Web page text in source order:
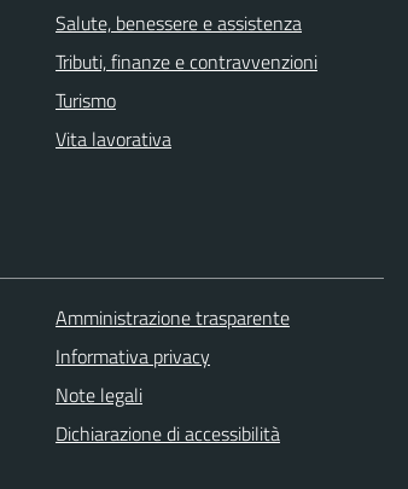
Salute, benessere e assistenza
Tributi, finanze e contravvenzioni
Turismo
Vita lavorativa
Amministrazione trasparente
Informativa privacy
Note legali
Dichiarazione di accessibilità